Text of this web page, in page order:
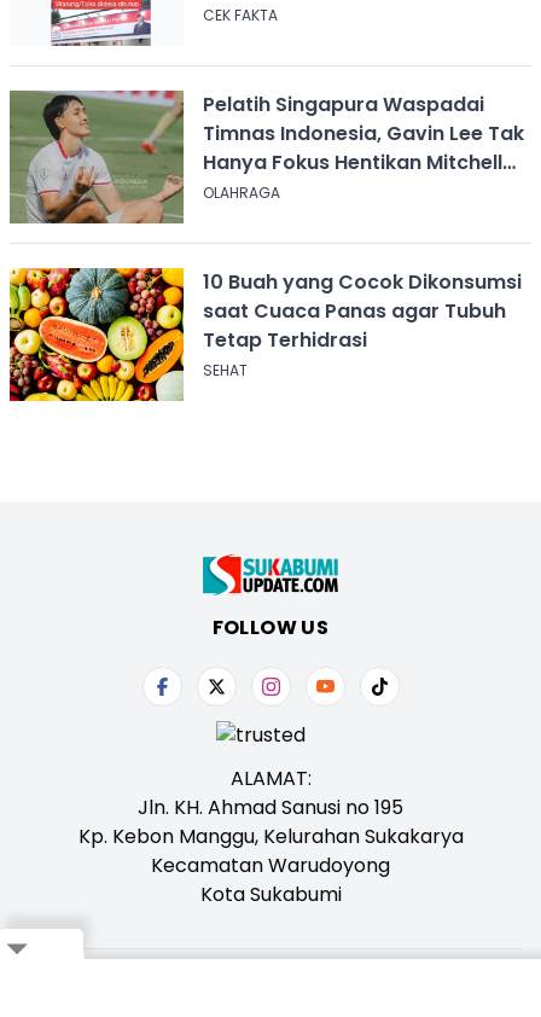
CEK FAKTA
Pelatih Singapura Waspadai
Timnas Indonesia, Gavin Lee Tak
Hanya Fokus Hentikan Mitchell
Baker
OLAHRAGA
10 Buah yang Cocok Dikonsumsi
saat Cuaca Panas agar Tubuh
Tetap Terhidrasi
SEHAT
FOLLOW US
ALAMAT:
Jln. KH. Ahmad Sanusi no 195
Kp. Kebon Manggu, Kelurahan Sukakarya
Kecamatan Warudoyong
Kota Sukabumi